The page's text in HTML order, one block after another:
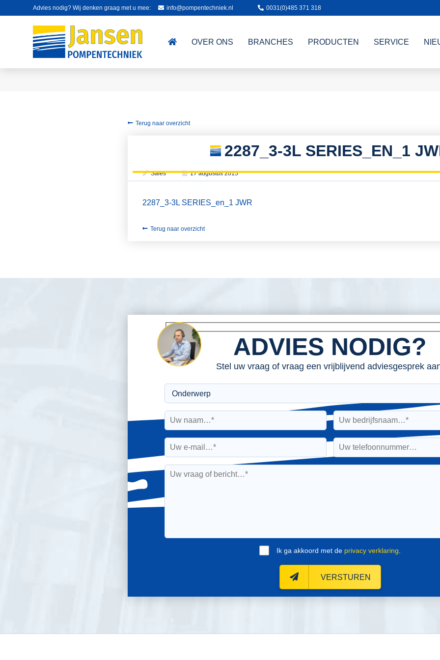
Advies nodig? Wij denken graag met u mee: info@pompentechniek.nl 0031(0)485 371 318
OVER ONS BRANCHES PRODUCTEN SERVICE
Terug naar overzicht
2287_3-3L SERIES_EN_1
Sales 17 augustus 2015
2287_3-3L SERIES_en_1 JWR
Terug naar overzicht
ADVIES NODIG?
Stel uw vraag of vraag een vrijblijvend adviesgesprek
Ik ga akkoord met de privacy verklaring
VERSTUREN